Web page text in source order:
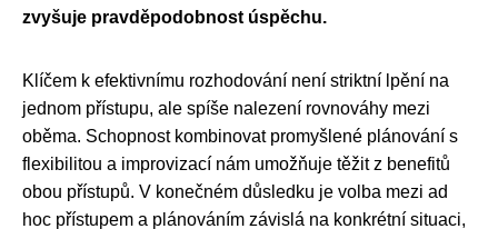
zvyšuje pravděpodobnost úspěchu.
Klíčem k efektivnímu rozhodování není striktní lpění na
jednom přístupu, ale spíše nalezení rovnováhy mezi
oběma. Schopnost kombinovat promyšlené plánování s
flexibilitou a improvizací nám umožňuje těžit z benefitů
obou přístupů. V konečném důsledku je volba mezi ad
hoc přístupem a plánováním závislá na konkrétní situaci,